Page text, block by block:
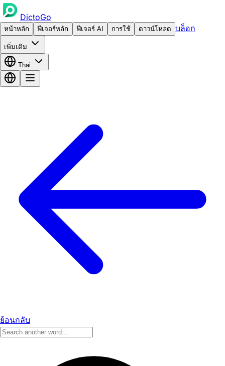
DictoGo
หน้าหลัก ฟีเจอร์หลัก ฟีเจอร์ AI การใช้ ดาวน์โหลด บล็อก
เพิ่มเติม
Thai
ย้อนกลับ